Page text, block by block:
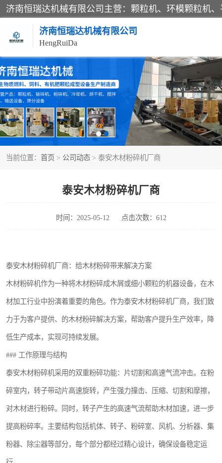
济南恒瑞达机械有限公司
HengRuiDa
当前位置： 首页 > 公司动态 > 泰安木材粉碎机厂商
泰安木材粉碎机厂商
时间：2025-05-12 点击次数：612
泰安木材粉碎机厂商：给木材粉碎带来解决方案
木材粉碎机作为一种将木材粉碎成木屑或细小颗粒的机器设备，在木
材加工行业中扮演着重要的角色。作为泰安木材粉碎机厂商，我们致
力于为客户提供、的木材粉碎解决方案，帮助客户提升生产效率，降
低生产成本，实现可持续发展。
### 工作原理与结构
泰安木材粉碎机采用的双重粉碎功能：片切割和高速气流冲击。在粉
碎室内，转子带动片高速旋转，产生强力撞击、压缩、切割和摩擦，
对木材进行粉碎。同时，转子产生的高速气流帮助木材加速，进一步
提高粉碎率。主要结构包括机体、转子、粉碎室、风机、分析器、集
粉器、除尘器等部分，每个部分都经过精心设计，确保设备稳定运
颗粒机
平模颗粒机
秸秆颗粒机
燃料颗粒机
滚筒筛
锯末滚筒筛